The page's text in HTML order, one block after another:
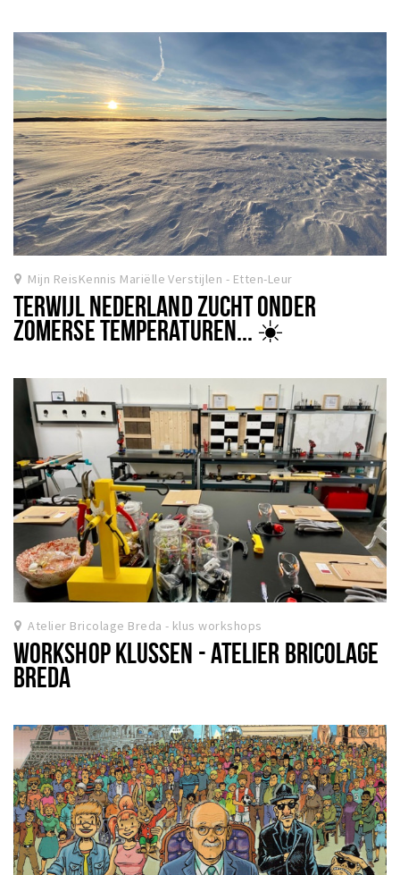
Mijn ReisKennis Mariëlle Verstijlen - Etten-Leur
TERWIJL NEDERLAND ZUCHT ONDER
ZOMERSE TEMPERATUREN... ☀️
Atelier Bricolage Breda - klus workshops
WORKSHOP KLUSSEN - ATELIER BRICOLAGE
BREDA